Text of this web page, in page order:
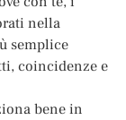
nella
semplice
coincidenze e
bene in